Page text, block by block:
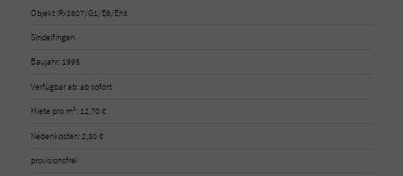
Objekt IRx1607/G1/E6/Eh3
Sindelfingen
Baujahr: 1995
Verfügbar ab: ab sofort
Miete pro m²: 12,70 €
Nebenkosten: 2,30 €
provisionsfrei